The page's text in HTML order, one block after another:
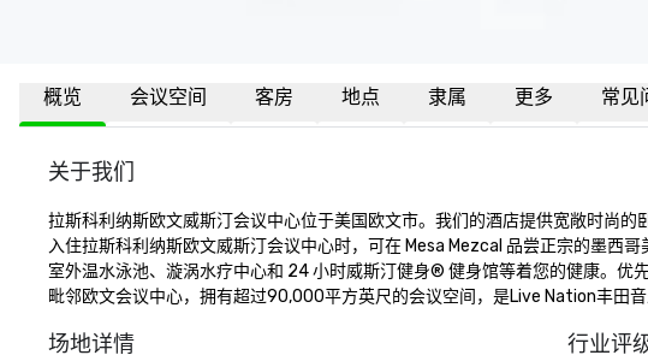
概览 会议空间 客房 地点 隶属 更多 常见
关于我们
拉斯科利纳斯欧文威斯汀会议中心位于美国欧文市。我们的酒店提供宽敞时尚
入住拉斯科利纳斯欧文威斯汀会议中心时，可在 Mesa Mezcal 品尝正宗的墨西
室外温水泳池、漩涡水疗中心和 24 小时威斯汀健身® 健身馆等着您的健康。
毗邻欧文会议中心，拥有超过90,000平方英尺的会议空间，是Live Nation丰田
场地详情 行业评